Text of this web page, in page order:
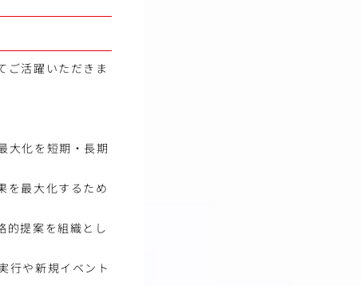
ご活躍いただきま
大化を短期・長期
を最大化するため
的提案を組織とし
行や新規イベント